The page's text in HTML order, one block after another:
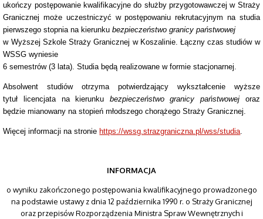
ukończy postępowanie kwalifikacyjne do służby przygotowawczej w Straży
Granicznej może uczestniczyć w postępowaniu rekrutacyjnym na studia
pierwszego stopnia na kierunkubezpieczeństwo granicy państwowej
w Wyższej Szkole Straży Granicznej w Koszalinie. Łączny czas studiów w
WSSG wyniesie
6 semestrów (3 lata). Studia będą realizowane w formie stacjonarnej.
Absolwent studiów otrzyma potwierdzający wykształcenie wyższe
tytuł licencjata na kierunku bezpieczeństwo granicy państwowej oraz
będzie mianowany na stopień młodszego chorążego Straży Granicznej.
Więcej informacji na stronie https://wssg.strazgraniczna.pl/wss/studia.
INFORMACJA
o wyniku zakończonego postępowania kwalifikacyjnego prowadzonego
na podstawie ustawy z dnia 12 października 1990 r. o Straży Granicznej
oraz przepisów Rozporządzenia Ministra Spraw Wewnętrznych i